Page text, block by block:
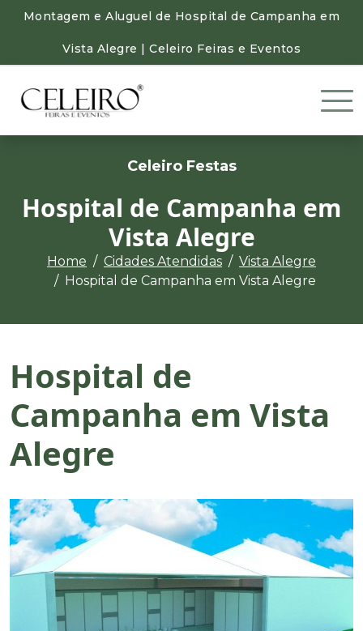
Montagem e Aluguel de Hospital de Campanha em
Vista Alegre | Celeiro Feiras e Eventos
Celeiro Festas
Hospital de Campanha em
Vista Alegre
Home Cidades Atendidas
Vista Alegre
Hospital de Campanha em Vista Alegre
Hospital de
Campanha em Vista
Alegre